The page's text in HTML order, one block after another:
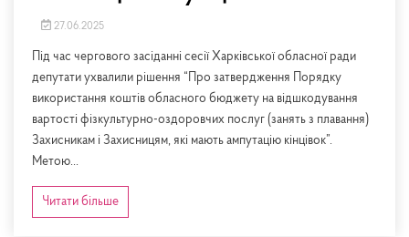
27.06.2025
Під час чергового засіданні сесії Харківської обласної ради
депутати ухвалили рішення “Про затвердження Порядку
використання коштів обласного бюджету на відшкодування
вартості фізкультурно-оздоровчих послуг (занять з плавання)
Захисникам і Захисницям, які мають ампутацію кінцівок”.
Метою...
Читати більше